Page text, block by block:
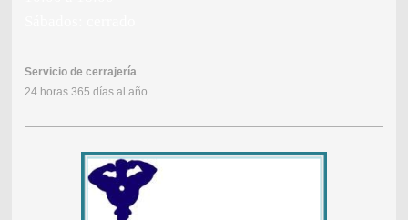
Servicio de cerrajería
24 horas 365 días al año